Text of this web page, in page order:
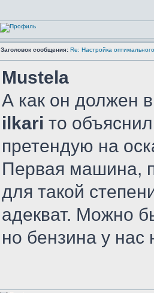
Заголовок сообщения: Re: Настройка
Mustela
А как он должен
ilkari то
претендую на
Первая машина,
для такой
адекват. Можно
но бензина у нас